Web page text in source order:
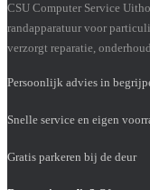
CSU Computer Service
randapparatuur voor
verzorgt reparatie,
Persoonlijk advies in
Snelle service en eigen
Gratis parkeren bij de deur